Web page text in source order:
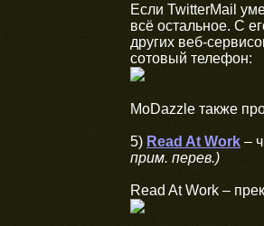
Если TwitterMail
всё остальное. С
других веб-
сотовый телефон:
MoDazzle также
5) Read At Work –
прим. перев.)
Read At Work –